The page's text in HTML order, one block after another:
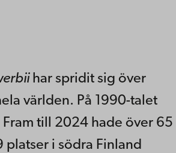
har spridit sig över
världen. På 1990-talet
till 2024 hade över 65
platser i södra Finland